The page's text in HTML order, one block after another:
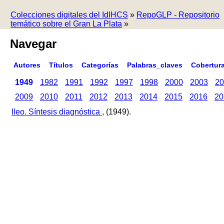
Colecciones digitales del IdIHCS » RepoGLP - Repositorio
temático sobre el Gran La Plata »
Navegar
Autores Títulos Categorías Palabras_claves
1949 1982 1991 1992 1997 1998 2000 2003
2009
2010 2011 2012 2013 2014 2015 2016
Ileo. Síntesis diagnóstica , (1949).